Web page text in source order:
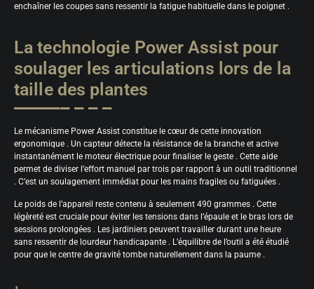
enchaîner les coupes sans ressentir la fatigue habituelle dans le poignet .
La technologie Power Assist pour
soulager les articulations lors de la
taille des plantes
Le mécanisme Power Assist constitue le cœur de cette innovation
ergonomique . Un capteur détecte la résistance de la branche et active
instantanément le moteur électrique pour finaliser le geste . Cette aide
permet de diviser l’effort manuel par trois par rapport à un outil traditionnel
. C’est un soulagement immédiat pour les mains fragiles ou fatiguées .
Le poids de l’appareil reste contenu à seulement 490 grammes . Cette
légèreté est cruciale pour éviter les tensions dans l’épaule et le bras lors de
sessions prolongées . Les jardiniers peuvent travailler durant une heure
sans ressentir de lourdeur handicapante . L’équilibre de l’outil a été étudié
pour que le centre de gravité tombe naturellement dans la paume .